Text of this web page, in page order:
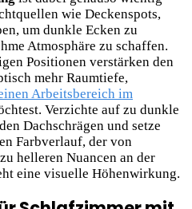
wie Deckenspots,
um dunkle Ecken zu
Atmosphäre zu schaffen.
Positionen verstärken den
mehr Raumtiefe,
Arbeitsbereich im
Verzichte auf zu dunkle
Dachschrägen und setze
Farbverlauf, der von
helleren Nuancen an der
eine visuelle Höhenwirkung.